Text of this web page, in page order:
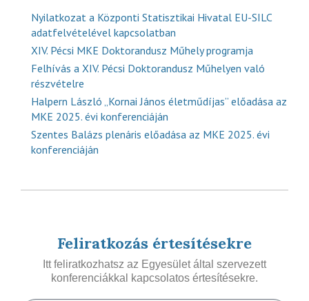
Nyilatkozat a Központi Statisztikai Hivatal EU-SILC
adatfelvételével kapcsolatban
XIV. Pécsi MKE Doktorandusz Műhely programja
Felhívás a XIV. Pécsi Doktorandusz Műhelyen való
részvételre
Halpern László „Kornai János életműdíjas” előadása az
MKE 2025. évi konferenciáján
Szentes Balázs plenáris előadása az MKE 2025. évi
konferenciáján
Feliratkozás értesítésekre
Itt feliratkozhatsz az Egyesület által szervezett
konferenciákkal kapcsolatos értesítésekre.